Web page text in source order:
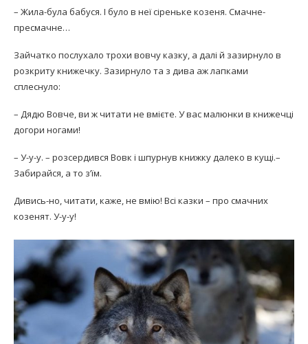
– Жила-була бабуся. І було в неї сіреньке козеня. Смачне-
пресмачне…
Зайчатко послухало трохи вовчу казку, а далі й зазирнуло в
розкриту книжечку. Зазирнуло та з дива аж лапками
сплеснуло:
– Дядю Вовче, ви ж читати не вмієте. У вас малюнки в книжечці
догори ногами!
– У-у-у. – розсердився Вовк і шпурнув книжку далеко в кущі.–
Забирайся, а то з’їм.
Дивись-но, читати, каже, не вмію! Всі казки – про смачних
козенят. У-у-у!